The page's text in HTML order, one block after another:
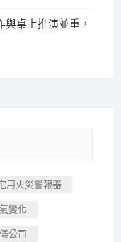
桌上推演並重，
用火災警報器
變化
公司